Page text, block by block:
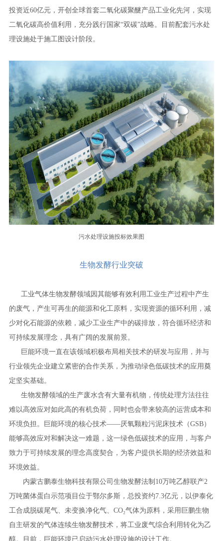
投资近60亿元，开创全球首套二氧化碳聚醚产品工业化先河，实现
二氧化碳高价值利用，充分践行国家“双碳”战略。目前配套污水处
理设施处于施工图设计阶段。
污水处理设施投标效果图
生物发酵行业突破
工业气体生物发酵领域因其能够有效利用工业生产过程中产生
的废气，产生可再生的能源和化工原料，实现资源的循环利用，减
少对化石能源的依赖，减少工业生产中的碳排放，符合循环经济和
可持续发展理念，具有广阔的发展前景。
巨能环境一直在该领域积极布局相关技术的研发与应用，并与
行业领先企业建立紧密的合作关系，为推动绿色低碳技术的应用奠
定坚实基础。
生物发酵领域的生产废水含有大量有机物，传统处理方法往往
难以高效应对如此高的有机负荷，同时也会带来较高的运营成本和
环境负担。巨能环境的核心技术——厌氧颗粒污泥床技术（GSB）
能够高效应对和解决这一难题，这一绿色低碳技术的应用，与客户
致力于可持续发展的理念高度契合，为客户提供长期的经济效益和
环境效益。
内蒙古鹏泰生物科技有限公司生物发酵法制10万吨乙醇联产2
万吨菌体蛋白示范项目位于鄂尔多斯，总投资约7.3亿元，以伊泰化
工合成脱碳尾气、未变换净化气、CO₂气体为原料，采用巨鹏生物
自主研发的气体连续生物发酵技术，将工业废气综合利用转化为乙
醇。目前，巨能环境已启动污水处理设施的设计工作。